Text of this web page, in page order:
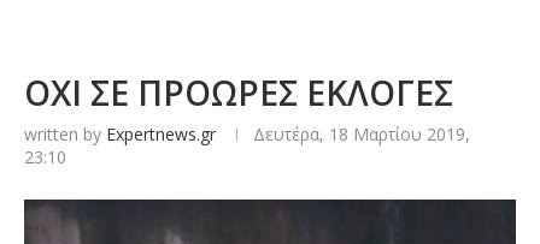
ΟΧΙ ΣΕ ΠΡΟΩΡΕΣ ΕΚΛΟΓΕΣ
written by Expertnews.gr
Δευτέρα, 18 Μαρτίου 2019,
23:10